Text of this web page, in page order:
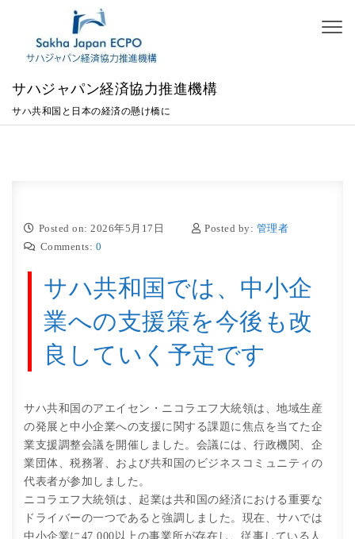
Skip to content
サハジャパン経済協力推進機構
サハ共和国と日本の経済の懸け橋に
Posted on: 2026年5月17日 Posted by: 管理者
Comments: 0
サハ共和国では、中小企
業への支援策を今後も改
良していく予定です
サハ共和国のアエイセン・ニコラエフ大統領は、地域生産
の発展と中小企業への支援に関する課題に焦点を当てた企
業支援調整会議を開催しました。会議には、行政機関、企
業団体、税務署、および共和国のビジネスコミュニティの
代表者が参加しました。
ニコラエフ大統領は、起業は共和国の経済における重要な
ドライバーの一つであると強調しました。現在、サハでは
中小企業に47,000以上の事業所が存在し、従事している人